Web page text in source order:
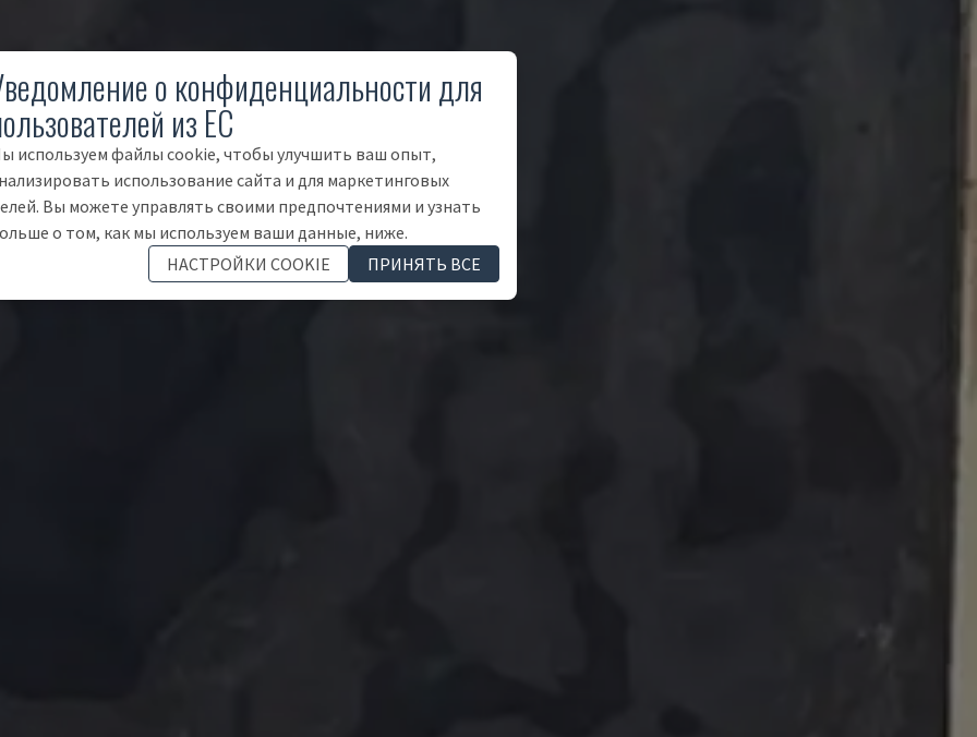
о конфиденциальности для
из ЕС
используем файлы cookie, чтобы улучшить ваш опыт,
использование сайта и для маркетинговых
Вы можете управлять своими предпочтениями и узнать
о том, как мы используем ваши данные, ниже.
НАСТРОЙКИ COOKIE
ПРИНЯТЬ ВСЕ